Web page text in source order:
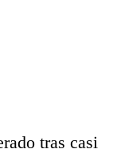
tras casi